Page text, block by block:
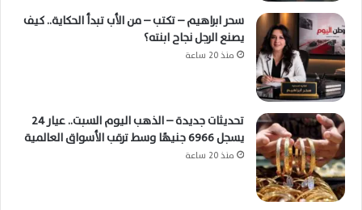
سحر ابراهيم – تكتب – من الأب تبدأ الحكاية.. كيف
يصنع الرجل نجاح ابنته؟
منذ 20 ساعة
تحديثات جديدة – الذهب اليوم السبت.. عيار 24
يسجل 6966 جنيهًا وسط ترقب الأسواق العالمية
منذ 20 ساعة